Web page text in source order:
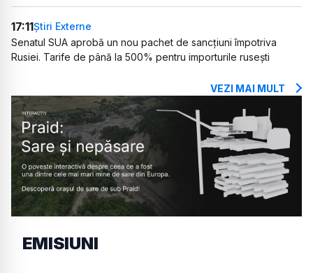
17:11Știri Externe
Senatul SUA aprobă un nou pachet de sancțiuni împotriva
Rusiei. Tarife de până la 500% pentru importurile rusești
VEZI MAI MULT
EMISIUNI